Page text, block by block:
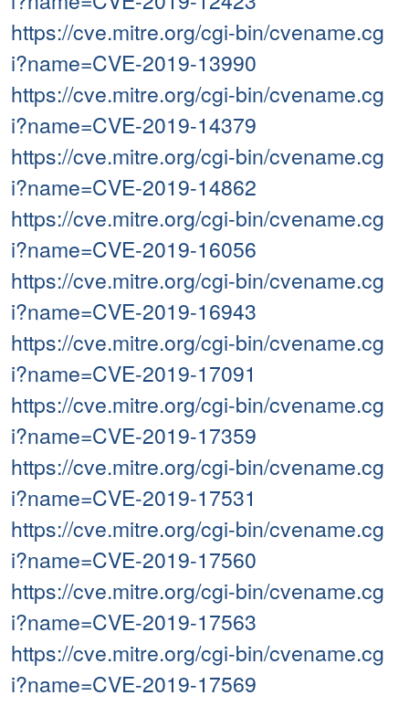
https://cve.mitre.org/cgi-bin/cvename.cg
i?name=CVE-2019-13990
https://cve.mitre.org/cgi-bin/cvename.cg
i?name=CVE-2019-14379
https://cve.mitre.org/cgi-bin/cvename.cg
i?name=CVE-2019-14862
https://cve.mitre.org/cgi-bin/cvename.cg
i?name=CVE-2019-16056
https://cve.mitre.org/cgi-bin/cvename.cg
i?name=CVE-2019-16943
https://cve.mitre.org/cgi-bin/cvename.cg
i?name=CVE-2019-17091
https://cve.mitre.org/cgi-bin/cvename.cg
i?name=CVE-2019-17359
https://cve.mitre.org/cgi-bin/cvename.cg
i?name=CVE-2019-17531
https://cve.mitre.org/cgi-bin/cvename.cg
i?name=CVE-2019-17560
https://cve.mitre.org/cgi-bin/cvename.cg
i?name=CVE-2019-17563
https://cve.mitre.org/cgi-bin/cvename.cg
i?name=CVE-2019-17569